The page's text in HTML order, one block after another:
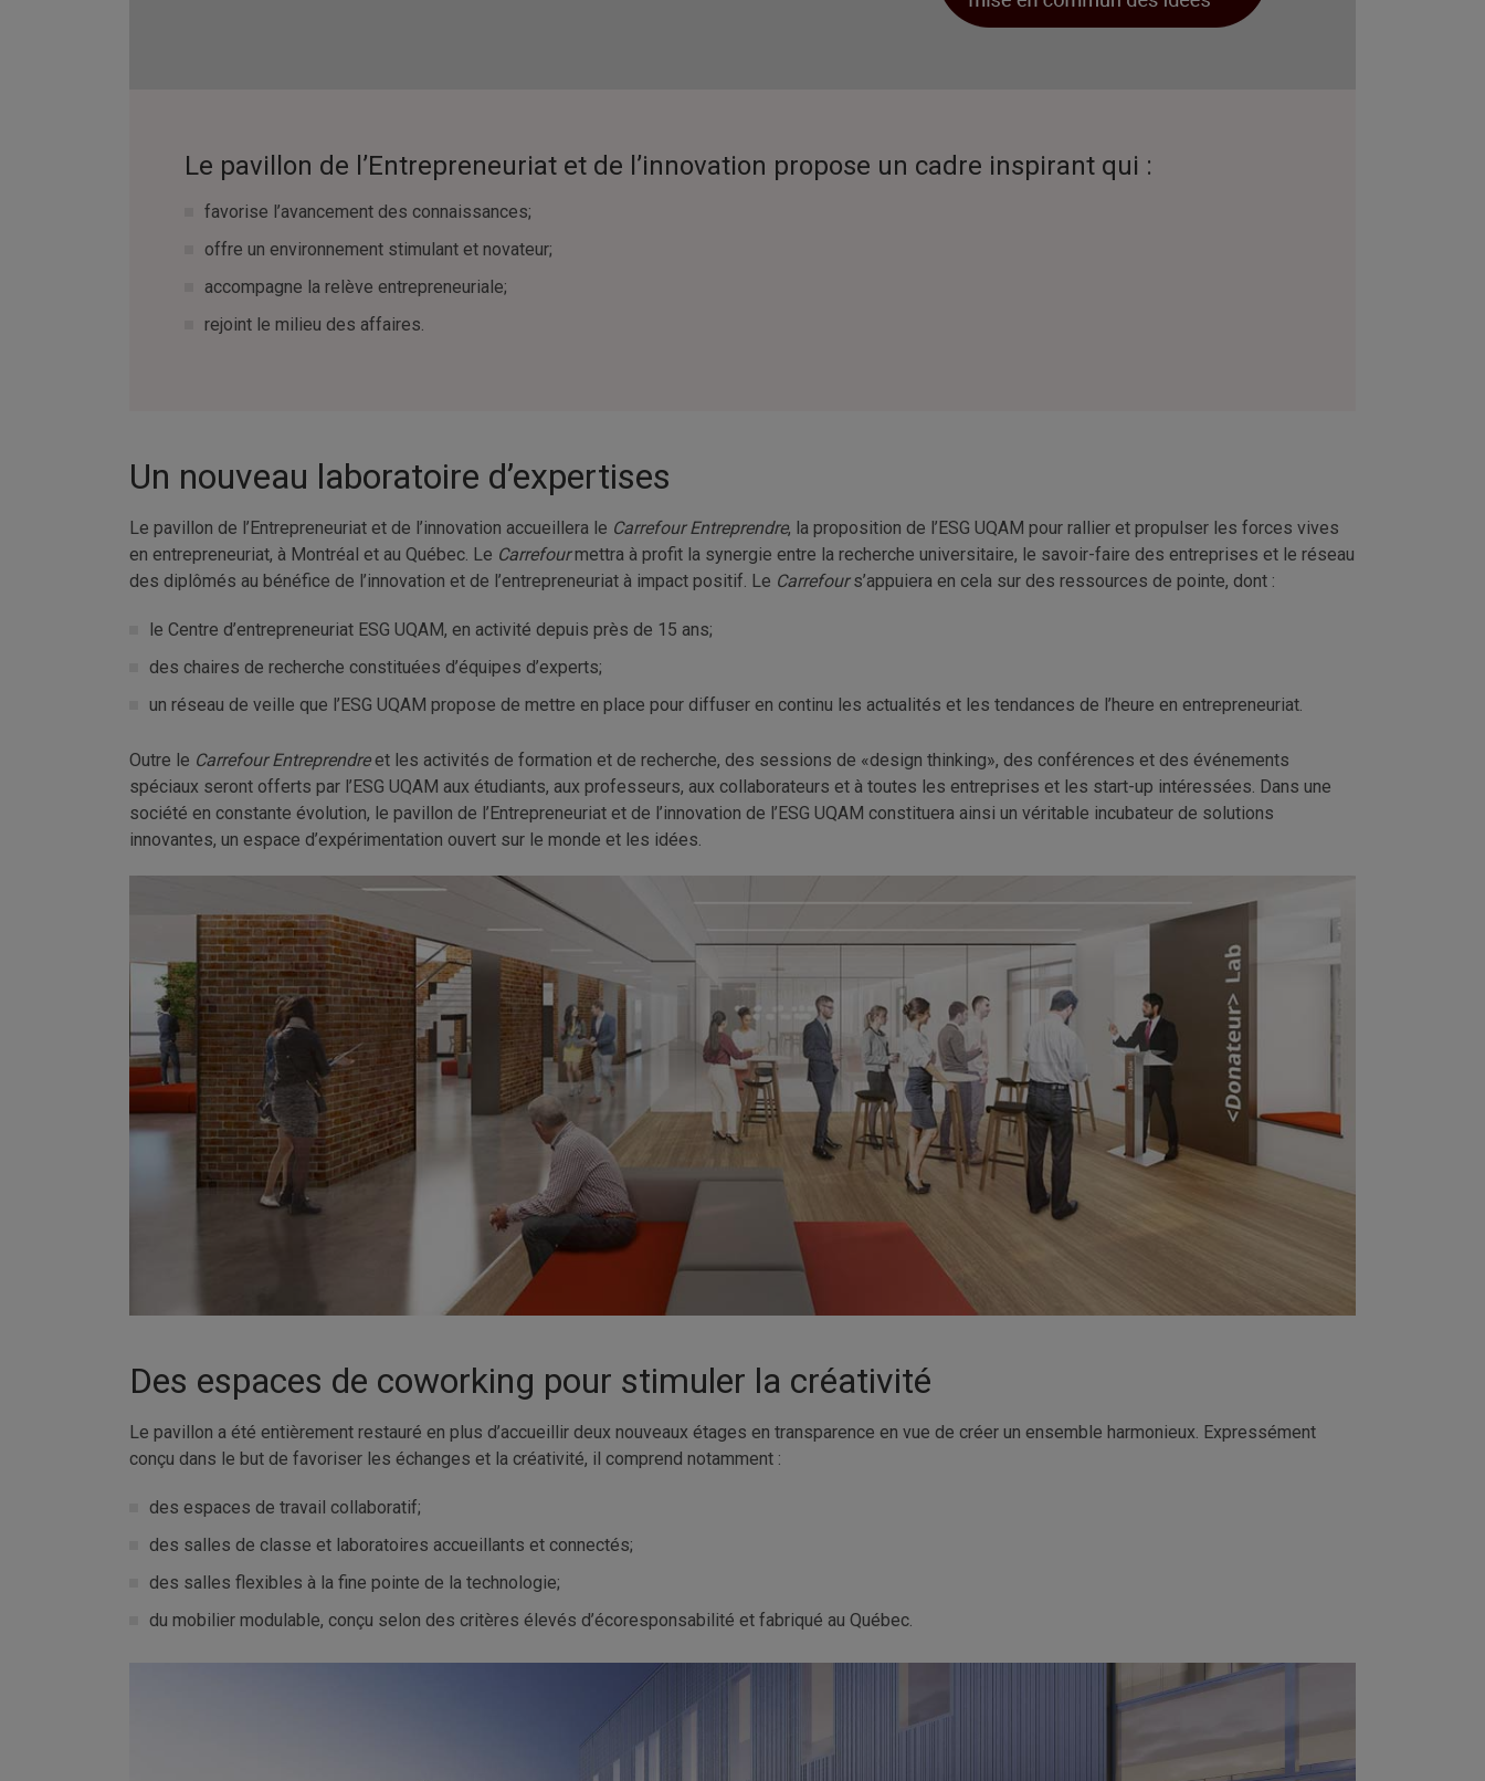
Le pavillon de l’Entrepreneuriat et de l’innovation propose un cadre inspirant qui :
favorise l’avancement des connaissances;
offre un environnement stimulant et novateur;
accompagne la relève entrepreneuriale;
rejoint le milieu des affaires.
Un nouveau laboratoire d’expertises
Le pavillon de l’Entrepreneuriat et de l’innovation accueillera le Carrefour Entreprendre, la proposition de l’ESG UQAM pour rallier et propulser les forces vives
en entrepreneuriat, à Montréal et au Québec. Le Carrefourmettra à profit la synergie entre la recherche universitaire, le savoir-faire des entreprises et le réseau
des diplômés au bénéfice de l’innovation et de l’entrepreneuriat à impact positif. Le Carrefours’appuiera en cela sur des ressources de pointe, dont :
le Centre d’entrepreneuriat ESG UQAM, en activité depuis près de 15 ans;
des chaires de recherche constituées d’équipes d’experts;
un réseau de veille que l’ESG UQAM propose de mettre en place pour diffuser en continu les actualités et les tendances de l’heure en entrepreneuriat.
Outre le Carrefour Entreprendreet les activités de formation et de recherche, des sessions de «design thinking», des conférences et des événements
spéciaux seront offerts par l’ESG UQAM aux étudiants, aux professeurs, aux collaborateurs et à toutes les entreprises et les start-up intéressées. Dans une
société en constante évolution, le pavillon de l’Entrepreneuriat et de l’innovation de l’ESG UQAM constituera ainsi un véritable incubateur de solutions
innovantes, un espace d’expérimentation ouvert sur le monde et les idées.
Des espaces de coworking pour stimuler la créativité
Le pavillon a été entièrement restauré en plus d’accueillir deux nouveaux étages en transparence en vue de créer un ensemble harmonieux. Expressément
conçu dans le but de favoriser les échanges et la créativité, il comprend notamment :
des espaces de travail collaboratif;
des salles de classe et laboratoires accueillants et connectés;
des salles flexibles à la fine pointe de la technologie;
du mobilier modulable, conçu selon des critères élevés d’écoresponsabilité et fabriqué au Québec.